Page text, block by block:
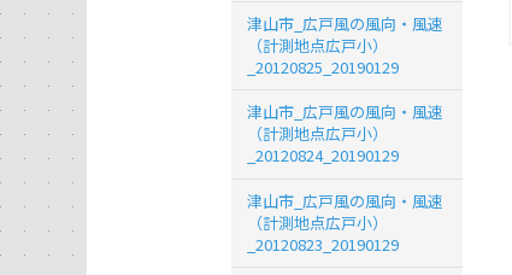
津山市_広戸風の風向・風速
（計測地点広戸小）
_20120825_20190129
津山市_広戸風の風向・風速
（計測地点広戸小）
_20120824_20190129
津山市_広戸風の風向・風速
（計測地点広戸小）
_20120823_20190129